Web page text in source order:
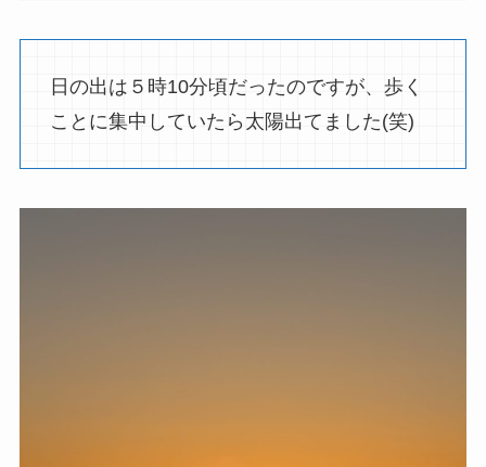
日の出は５時10分頃だったのですが、歩く
ことに集中していたら太陽出てました(笑)